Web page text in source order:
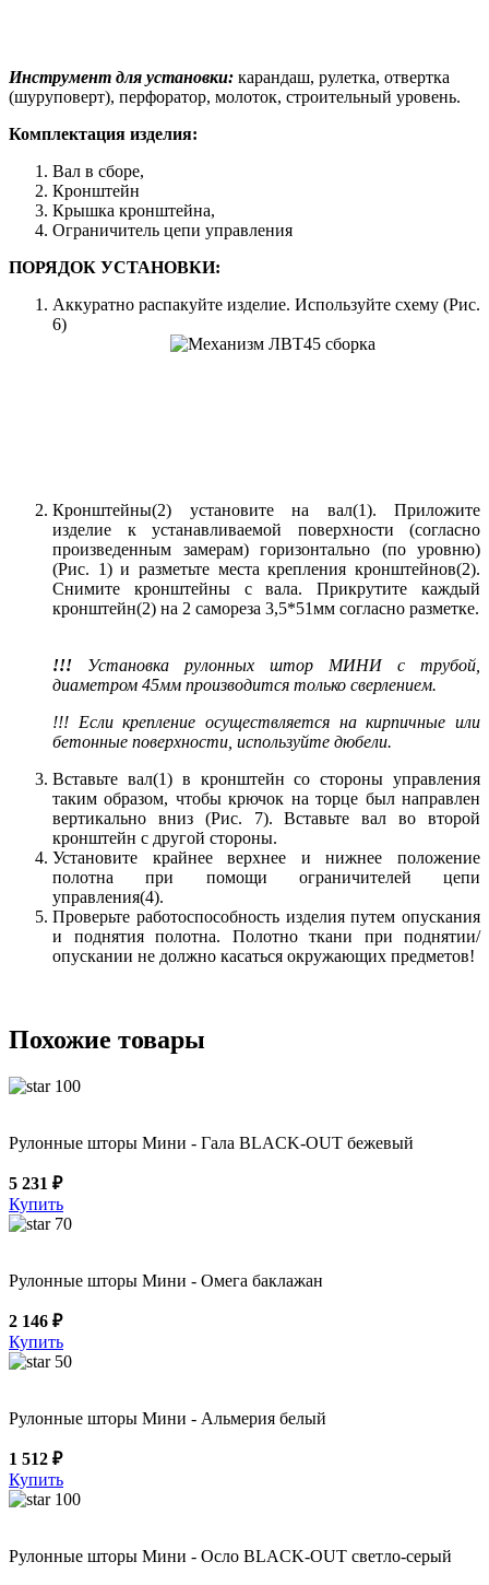
Инструмент для установки: карандаш, рулетка, отвертка
(шуруповерт), перфоратор, молоток, строительный уровень.
Комплектация изделия:
Вал в сборе,
Кронштейн
Крышка кронштейна,
Ограничитель цепи управления
ПОРЯДОК УСТАНОВКИ:
Аккуратно распакуйте изделие. Используйте схему (Рис.
6)
Кронштейны(2) установите на вал(1). Приложите
изделие к устанавливаемой поверхности (согласно
произведенным замерам) горизонтально (по уровню)
(Рис. 1) и разметьте места крепления кронштейнов(2).
Снимите кронштейны с вала. Прикрутите каждый
кронштейн(2) на 2 самореза 3,5*51мм согласно разметке.
!!! Установка рулонных штор МИНИ с трубой,
диаметром 45мм производится только сверлением.
!!! Если крепление осуществляется на кирпичные или
бетонные поверхности, используйте дюбели.
Вставьте вал(1) в кронштейн со стороны управления
таким образом, чтобы крючок на торце был направлен
вертикально вниз (Рис. 7). Вставьте вал во второй
кронштейн с другой стороны.
Установите крайнее верхнее и нижнее положение
полотна при помощи ограничителей цепи
управления(4).
Проверьте работоспособность изделия путем опускания
и поднятия полотна. Полотно ткани при поднятии/
опускании не должно касаться окружающих предметов!
Похожие товары
100
Рулонные шторы Мини - Гала BLACK-OUT бежевый
5 231 ₽
Купить
70
Рулонные шторы Мини - Омега баклажан
2 146 ₽
Купить
50
Рулонные шторы Мини - Альмерия белый
1 512 ₽
Купить
100
Рулонные шторы Мини - Осло BLACK-OUT светло-серый